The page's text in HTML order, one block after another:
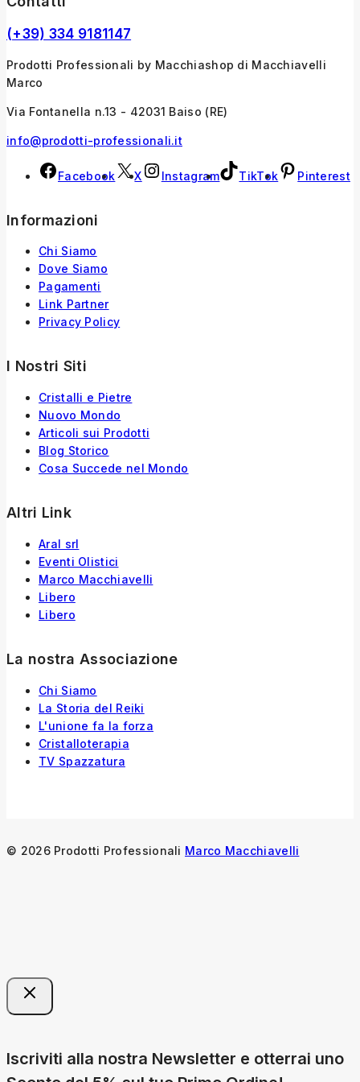
(+39) 334 9181147
Prodotti Professionali by Macchiashop di Macchiavelli
Marco
Via Fontanella n.13 - 42031 Baiso (RE)
info@prodotti-professionali.it
Facebook X Instagram TikTok Pinterest
Informazioni
Chi Siamo
Dove Siamo
Pagamenti
Link Partner
Privacy Policy
I Nostri Siti
Cristalli e Pietre
Nuovo Mondo
Articoli sui Prodotti
Blog Storico
Cosa Succede nel Mondo
Altri Link
Aral srl
Eventi Olistici
Marco Macchiavelli
Libero
Libero
La nostra Associazione
Chi Siamo
La Storia del Reiki
L'unione fa la forza
Cristalloterapia
TV Spazzatura
© 2026 Prodotti Professionali Marco Macchiavelli
Iscriviti alla nostra Newsletter e otterrai uno